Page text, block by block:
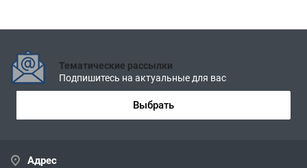
Тематические рассылки
Подпишитесь на актуальные для вас
Выбрать
Адрес